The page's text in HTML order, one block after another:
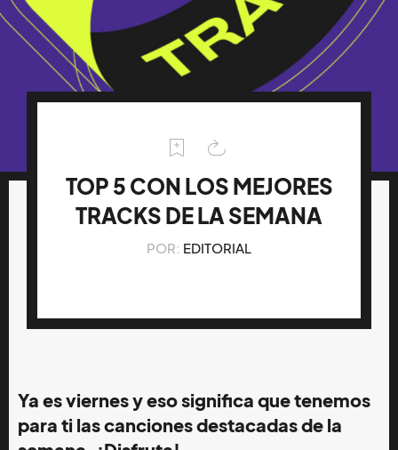
TOP 5 CON LOS MEJORES
TRACKS DE LA SEMANA
POR: EDITORIAL
Ya es viernes y eso significa que tenemos
para ti las canciones destacadas de la